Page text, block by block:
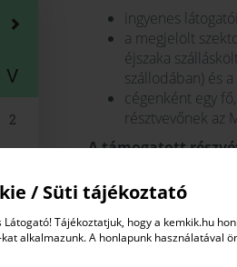
/ Süti tájékoztató
Látogató! Tájékoztatjuk, hogy a kemkik.hu
alkalmazunk. A honlapunk használatával
V
2
ingyenes
a megjelölt
éjszaka
szállodában) és
cégenként egy
résztvevőnek az
A támogatott
a
megfelelő
jelentkezés
hozzájáruló
magyarországi